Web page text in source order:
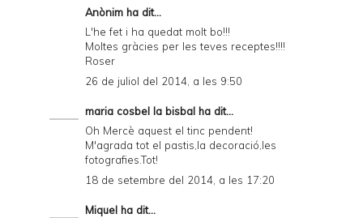
Anònim ha dit...
L'he fet i ha quedat molt bo!!!
Moltes gràcies per les teves receptes!!!!
Roser
26 de juliol del 2014, a les 9:50
maria cosbel la bisbal ha dit...
Oh Mercè aquest el tinc pendent!
M'agrada tot el pastis,la decoració,les
fotografies.Tot!
18 de setembre del 2014, a les 17:20
Miquel ha dit...